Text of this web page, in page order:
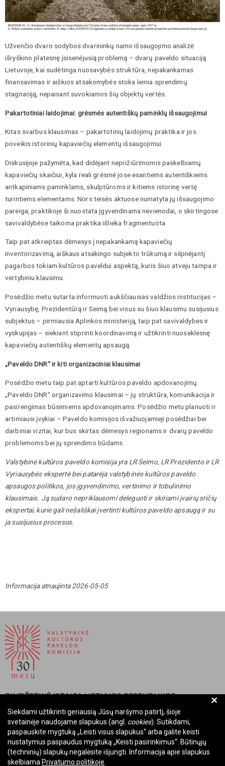
Užvenčio dvaro sodybos dvarininkų namo išsaugojimo analizė
išryškino platesnę įsisenėjusią problemą – dvarų paveldo situaciją
Lietuvoje, kai sudėtinga nuosavybės struktūra, nepakankamas
finansavimas ir aiškios atsakomybės stoka lemia sprendimų
stagnaciją, nepaisant suvokiamos šių objektų vertės.
Pakartotiniai laidojimai: grėsmės autentiškų paminklų išsaugojimui
Kitas svarbus klausimas – pakartotinių laidojimų praktika ir jos
poveikis istorinių kapaviečių elementų išsaugojimui.
Diskusijoje pažymėta, kad didėjant neprižiūrimomis paskelbiamų
kapaviečių skaičiui, kyla reali grėsmė jose esantiems autentiškiems
antkapiniams paminklams, skulptūroms ir kitiems istorinę vertę
turintiems elementams. Nors teisės aktuose numatyta jų išsaugojimo
pareiga, praktikoje ši nuostata įgyvendinama nevienodai, o skirtingose
savivaldybėse taikoma praktika išlieka fragmentuota.
Taip pat atkreiptas dėmesys į nepakankamą kapaviečių
inventorizavimą, aiškaus atsakingo subjekto trūkumą ir silpnėjantį
pagarbos tokiam kultūros paveldui aspektą, kuris šiuo atveju tampa ir
vertybiniu klausimu.
Posėdžio metu sutarta informuoti aukščiausias valdžios institucijas –
Vyriausybę, Prezidentūrą ir Seimą bei visus su šiuo klausimu susijusius
subjektus – pirmiausia Aplinkos ministeriją, taip pat savivaldybes ir
vyskupijas – siekiant stiprinti koordinavimą ir užtikrinti nuoseklesnę
kapaviečių autentiškų elementų apsaugą.
„Paveldo DNR“ir kitiorganizaciniaiklausimai
Posėdžio metu taip pat aptarti kultūros paveldo apdovanojimų
„Paveldo DNR“ organizavimo klausimai – jų struktūra, komunikacija ir
pasirengimas būsimiems apdovanojimams. Posėdžio metu planuoti ir
artimiausi įvykiai – Paveldo komisijos išvažiuojamieji posėdžiai bei
darbiniai vizitai, kur bus skirtas dėmesys regionams ir dvarų paveldo
problemoms bei jų sprendimo būdams.
Valstybinė kultūros paveldo komisija yra LR Seimo, LR Prezidento ir LR
Vyriausybės ekspertė bei patarėja valstybinės kultūros paveldo
apsaugos politikos, jos įgyvendinimo, vertinimo ir tobulinimo
klausimais. Ją sudaro nepriklausomi deleguoti ir skiriami įvairių sričių
ekspertai, kurie gali nešališkai įvertinti kultūros paveldo apsaugą ir su
ja susijusius procesus.
Informacija atnaujinta 2026-05-05
BIUDŽETINĖ ĮSTAIGA LIETUVOS RESPUBLIKOS
VALSTYBINĖ KULTŪROS PAVELDO KOMISIJA
Įmonės kodas: Juridinių asmenų registre 288700520
Adresas: Rūdninkų g. 13, 01135 Vilnius
Telefonas: +370 699 13972
El. paštas: komisija@vkpk.lt
+
Siekdami užtikrinti geriausią Jūsų naršymo patirtį, šioje
svetainėje naudojame slapukus (angl. cookies). Sutikdami,
paspauskite mygtuką „Leisti visus slapukus“ arba galite keisti
nustatymus paspaudus mygtuką „Keisti pasirinkimus“. Būtinųjų
(techninių) slapukų negalėsite išjungti. Informacija apie slapukus
skelbiama Privatumo politikoje